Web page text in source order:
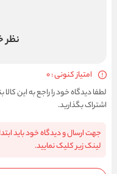
نظر
امتیاز کنونی : 0
لطفا دیدگاه خود را راجع به این کالا
اشتراک بگذارید.
جهت ارسال و دیدگاه خود باید
لینک زیر کلیک نمایید.